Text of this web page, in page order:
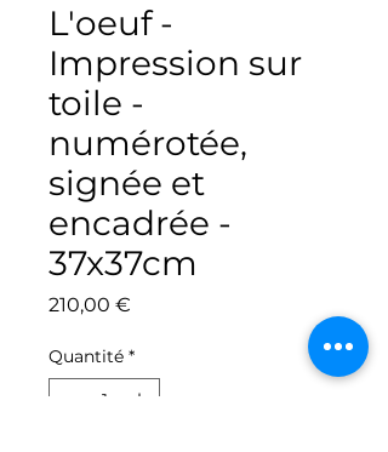
L'oeuf -
Impression sur
toile -
numérotée,
signée et
encadrée -
37x37cm
210,00 €
Quantité *